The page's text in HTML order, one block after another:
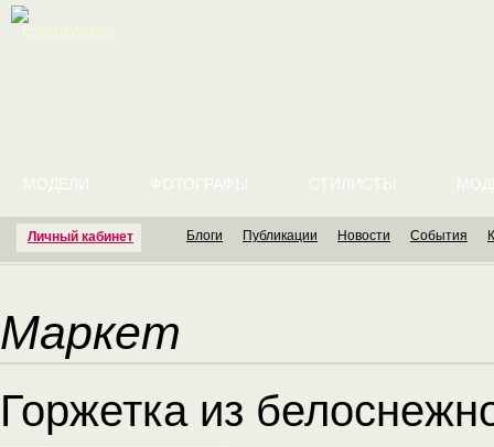
Личный кабинет
МОДЕЛИ ФОТОГРАФЫ СТИЛИСТЫ
Блоги Публикации Новости События
Маркет
Горжетка из